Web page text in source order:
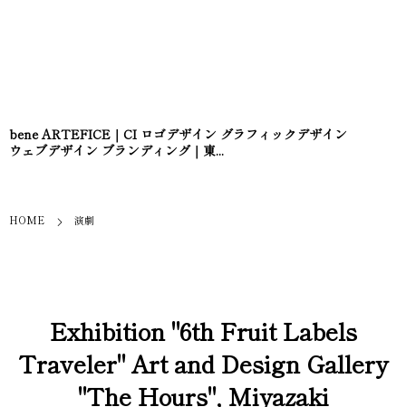
bene ARTEFICE｜CI ロゴデザイン グラフィックデザイン
ウェブデザイン ブランディング｜東...
HOME 演劇
Exhibition "6th Fruit Labels
Traveler" Art and Design Gallery
"The Hours", Miyazaki